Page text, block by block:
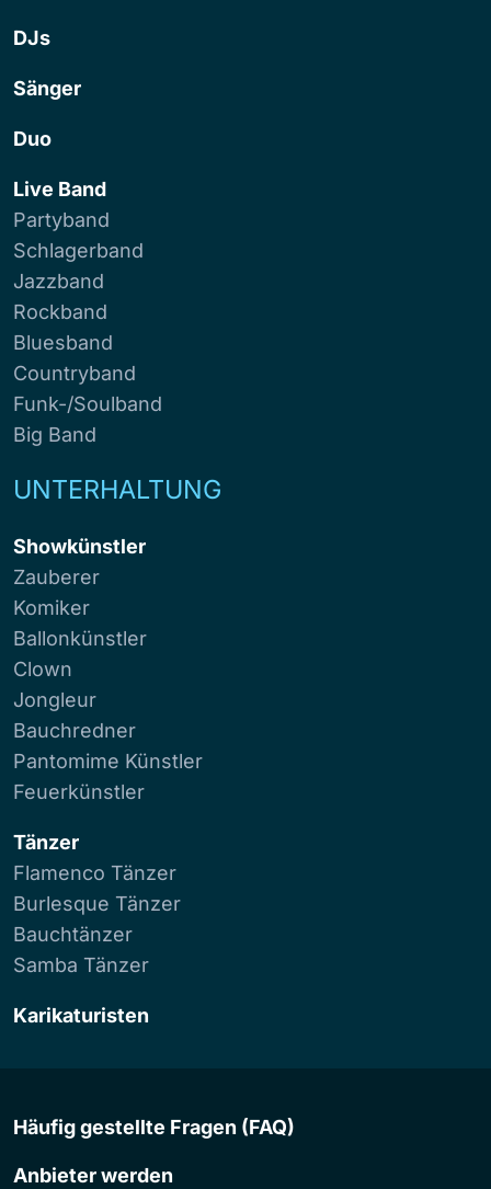
DJs
Sänger
Duo
Live Band
Partyband
Schlagerband
Jazzband
Rockband
Bluesband
Countryband
Funk-/Soulband
Big Band
UNTERHALTUNG
Showkünstler
Zauberer
Komiker
Ballonkünstler
Clown
Jongleur
Bauchredner
Pantomime Künstler
Feuerkünstler
Tänzer
Flamenco Tänzer
Burlesque Tänzer
Bauchtänzer
Samba Tänzer
Karikaturisten
Häufig gestellte Fragen (FAQ)
Anbieter werden